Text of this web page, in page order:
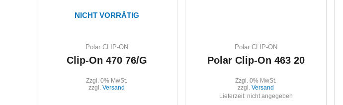
NICHT VORRÄTIG
Polar CLIP-ON
Clip-On 470 76/G
Zzgl. 0% MwSt.
zzgl. Versand
Polar CLIP-ON
Polar Clip-On 463 20
Zzgl. 0% MwSt.
zzgl. Versand
Lieferzeit: nicht angegeben